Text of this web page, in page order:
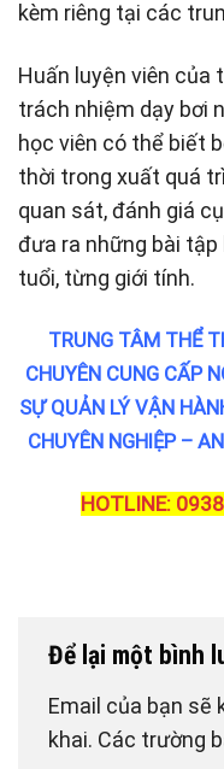
kèm riêng tại các
Huấn luyện viên
trách nhiệm dạy bơi
học viên có thể biết
thời trong xuất quá
quan sát, đánh giá
đưa ra những bài
tuổi, từng giới tính.
TRUNG TÂM THỂ
CHUYÊN CUNG CẤP
SỰ QUẢN LÝ VẬN
CHUYÊN NGHIỆP –
HOTLINE:
Để lại một bình
Email của bạn sẽ
khai. Các trường